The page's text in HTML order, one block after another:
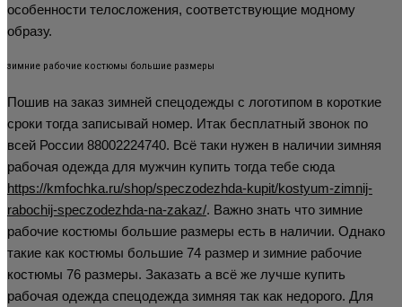
особенности телосложения, соответствующие модному
образу.
зимние рабочие костюмы большие размеры
Пошив на заказ зимней спецодежды с логотипом в короткие
сроки тогда записывай номер. Итак бесплатный звонок по
всей России 88002224740. Всё таки нужен в наличии зимняя
рабочая одежда для мужчин купить тогда тебе сюда
https://kmfochka.ru/shop/speczodezhda-kupit/kostyum-zimnij-
rabochij-speczodezhda-na-zakaz/. Важно знать что зимние
рабочие костюмы большие размеры есть в наличии. Однако
такие как костюмы большие 74 размер и зимние рабочие
костюмы 76 размеры. Заказать а всё же лучше купить
рабочая одежда спецодежда зимняя так как недорого. Для